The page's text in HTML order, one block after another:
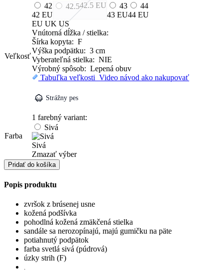
Veľkosť
42
42 EU
42.542.5 EU
43
43 EU
44
44 EU
EU UK US
Vnútorná dĺžka / stielka:
Šírka kopyta: F
Výška podpätku: 3 cm
Vyberateľná stielka: NIE
Výrobný spôsob: Lepená obuv
Tabuľka veľkosti Video návod ako nakupovať
Strážny pes
Farba
1 farebný variant:
Sivá
Sivá
Zmazať výber
množstvo
Sandále
Pridať do košíka
Popis produktu
zvršok z brúsenej usne
kožená podšívka
pohodlná kožená zmäkčená stielka
sandále sa nerozopínajú, majú gumičku na päte
potiahnutý podpätok
farba svetlá sivá (púdrová)
úzky strih (F)
.